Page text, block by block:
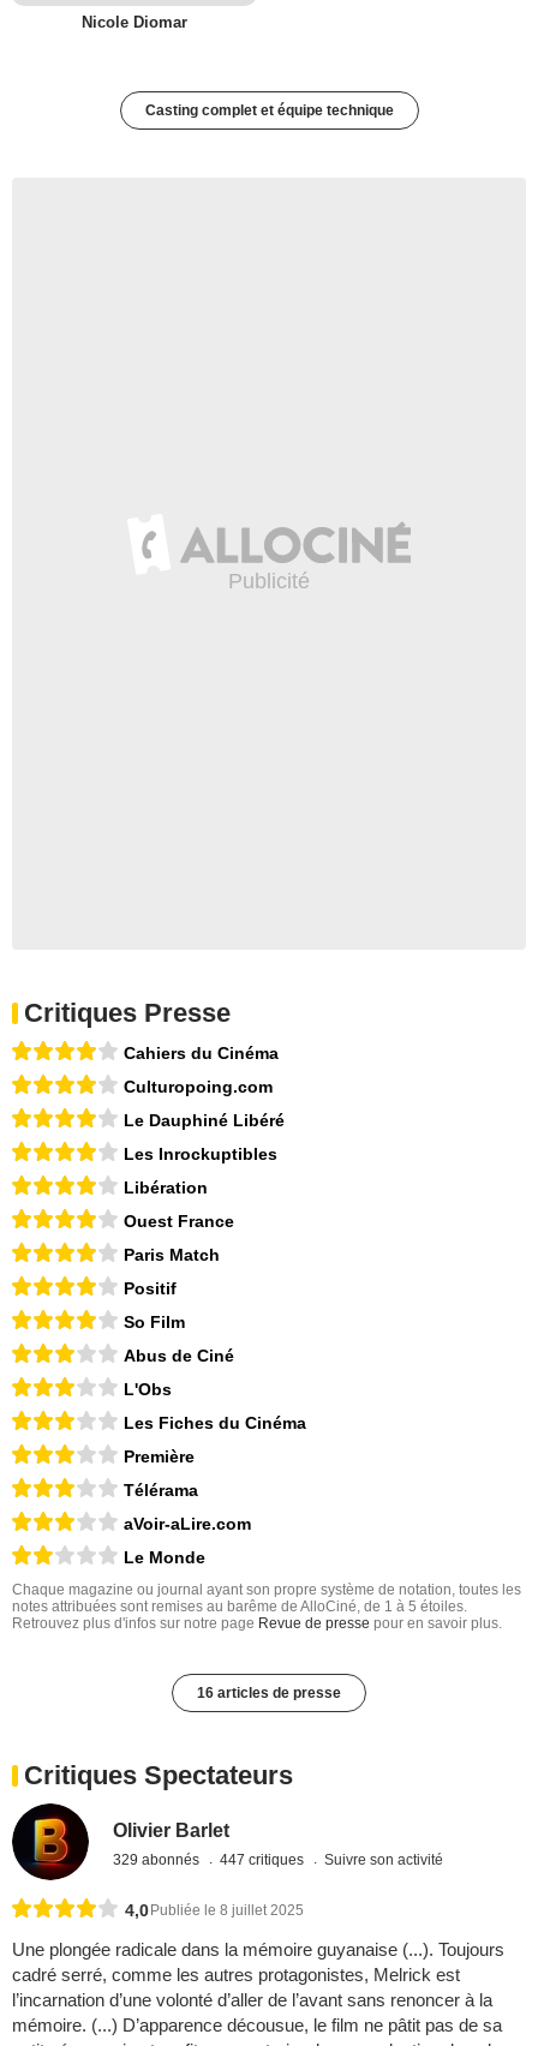
Nicole Diomar
Casting complet et équipe technique
Critiques Presse
Cahiers du Cinéma
Culturopoing.com
Le Dauphiné Libéré
Les Inrockuptibles
Libération
Ouest France
Paris Match
Positif
So Film
Abus de Ciné
L'Obs
Les Fiches du Cinéma
Première
Télérama
aVoir-aLire.com
Le Monde
Chaque magazine ou journal ayant son propre système de notation, toutes les
notes attribuées sont remises au barême de AlloCiné, de 1 à 5 étoiles.
Retrouvez plus d'infos sur notre page Revue de presse pour en savoir plus.
16 articles de presse
Critiques Spectateurs
Olivier Barlet
329 abonnés 447 critiques Suivre son activité
4,0 Publiée le 8 juillet 2025
Une plongée radicale dans la mémoire guyanaise (...). Toujours
cadré serré, comme les autres protagonistes, Melrick est
l’incarnation d’une volonté d’aller de l’avant sans renoncer à la
mémoire. (...) D’apparence décousue, le film ne pâtit pas de sa